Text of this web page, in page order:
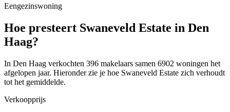
Eengezinswoning
Hoe presteert Swaneveld Estate in Den
Haag?
In Den Haag verkochten 396 makelaars samen 6902 woningen het
afgelopen jaar. Hieronder zie je hoe Swaneveld Estate zich verhoudt
tot het gemiddelde.
Verkoopprijs